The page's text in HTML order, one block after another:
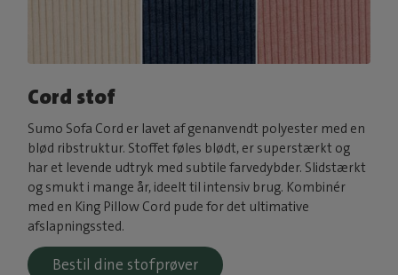
Cord stof
Sumo Sofa Cord er lavet af genanvendt polyester med en
blød ribstruktur. Stoffet føles blødt, er superstærkt og
har et levende udtryk med subtile farvedybder. Slidstærkt
og smukt i mange år, ideelt til intensiv brug. Kombinér
med en King Pillow Cord pude for det ultimative
afslapningssted.
Bestil dine stofprøver